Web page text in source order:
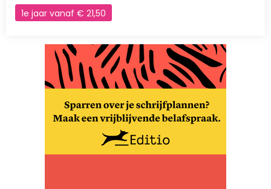
1e jaar vanaf € 21,50